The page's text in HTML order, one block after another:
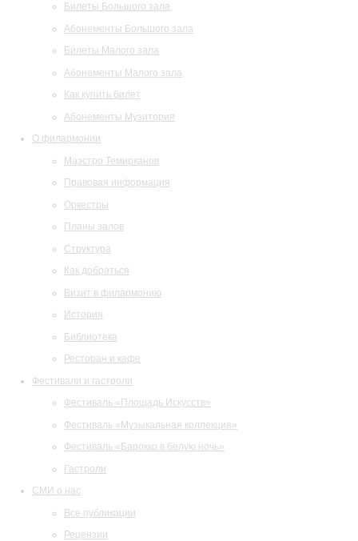
Билеты Большого зала
Абонементы Большого зала
Билеты Малого зала
Абонементы Малого зала
Как купить билет
Абонементы Музитория
О филармонии
Маэстро Темирканов
Правовая информация
Оркестры
Планы залов
Структура
Как добраться
Визит в филармонию
История
Библиотека
Ресторан и кафе
Фестивали и гастроли
Фестиваль «Площадь Искусств»
Фестиваль «Музыкальная коллекция»
Фестиваль «Барокко в белую ночь»
Гастроли
СМИ о нас
Все публикации
Рецензии